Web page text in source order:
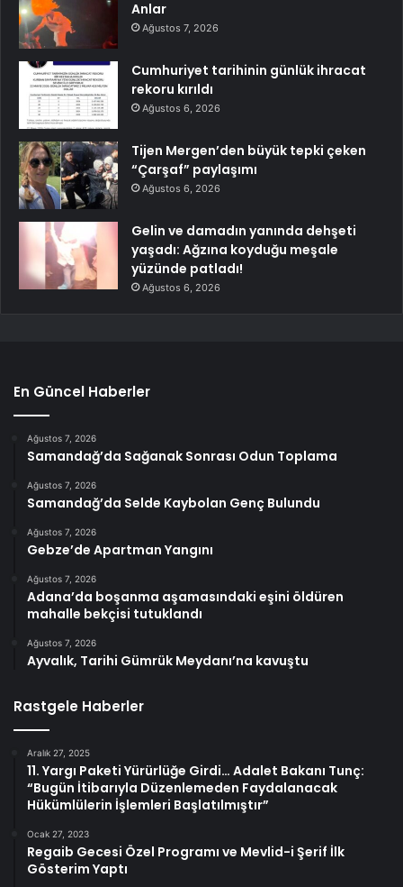
Anlar
Ağustos 7, 2026
Cumhuriyet tarihinin günlük ihracat
rekoru kırıldı
Ağustos 6, 2026
Tijen Mergen’den büyük tepki çeken
“Çarşaf” paylaşımı
Ağustos 6, 2026
Gelin ve damadın yanında dehşeti
yaşadı: Ağzına koyduğu meşale
yüzünde patladı!
Ağustos 6, 2026
En Güncel Haberler
Ağustos 7, 2026
Samandağ’da Sağanak Sonrası Odun Toplama
Ağustos 7, 2026
Samandağ’da Selde Kaybolan Genç Bulundu
Ağustos 7, 2026
Gebze’de Apartman Yangını
Ağustos 7, 2026
Adana’da boşanma aşamasındaki eşini öldüren
mahalle bekçisi tutuklandı
Ağustos 7, 2026
Ayvalık, Tarihi Gümrük Meydanı’na kavuştu
Rastgele Haberler
Aralık 27, 2025
11. Yargı Paketi Yürürlüğe Girdi… Adalet Bakanı Tunç:
“Bugün İtibarıyla Düzenlemeden Faydalanacak
Hükümlülerin İşlemleri Başlatılmıştır”
Ocak 27, 2023
Regaib Gecesi Özel Programı ve Mevlid-i Şerif İlk
Gösterim Yaptı